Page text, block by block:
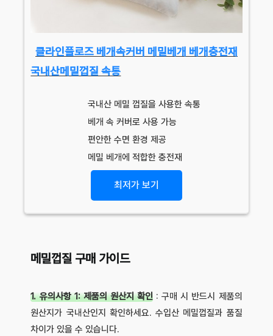
클라인플로즈 베개속커버 메밀베개 베개충전재
국내산메밀껍질 속통
국내산 메밀 껍질을 사용한 속통
베개 속 커버로 사용 가능
편안한 수면 환경 제공
메밀 베개에 적합한 충전재
최저가 보기
메밀껍질 구매 가이드
1. 유의사항 1: 제품의 원산지 확인 : 구매 시 반드시 제품의
원산지가 국내산인지 확인하세요. 수입산 메밀껍질과 품질
차이가 있을 수 있습니다.